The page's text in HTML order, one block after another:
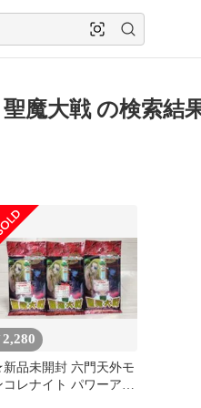
魔大戦 の検索結
2,280
品未開封 六門天外モ
コレナイト パワーアッ